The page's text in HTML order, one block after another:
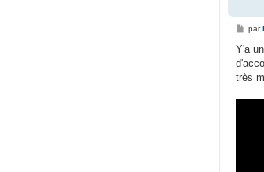
M
s
a
g
par
Y'a
très